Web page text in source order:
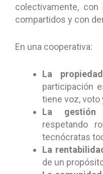
colectivamente,
compartidos y con
En una cooperativa:
La
participación
tiene voz, voto
La gestión
respetando
tecnócratas
La
de un